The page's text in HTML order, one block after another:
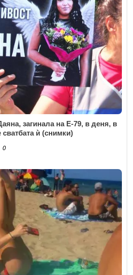
загинала на Е-79, в деня, в
ѝ (снимки)
0